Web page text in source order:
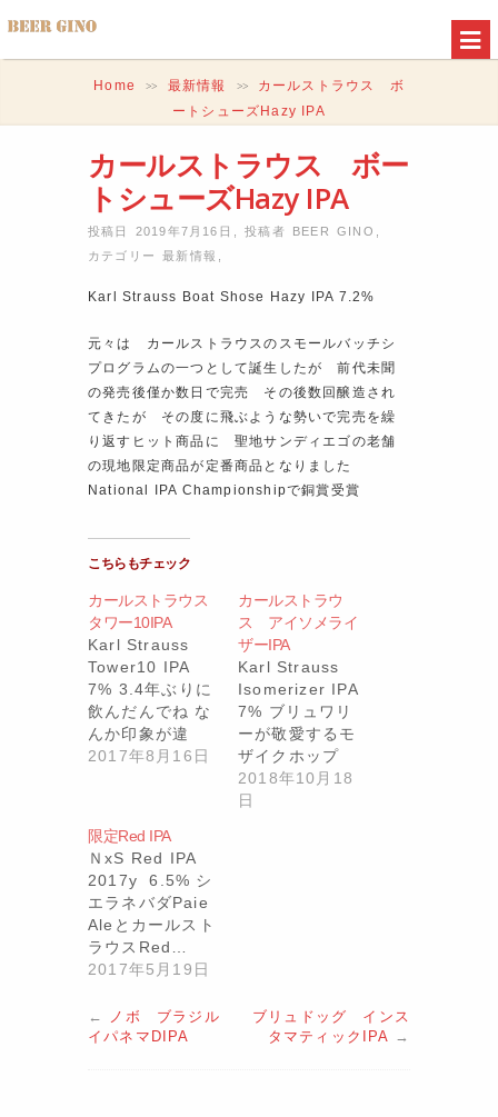
Home >> 最新情報 >>
カールストラウス ボ
ートシューズHazy IPA
カールストラウス ボー
トシューズHazy IPA
投稿日 2019年7月16日 ,投稿者 BEER GINO
カテゴリー最新情報
Karl Strauss Boat Shose Hazy IPA 7.2%
元々は カールストラウスのスモールバッチシ
プログラムの一つとして誕生したが 前代未聞
の発売後僅か数日で完売 その後数回醸造され
てきたが その度に飛ぶような勢いで完売を繰
り返すヒット商品に 聖地サンディエゴの老舗
の現地限定商品が定番商品となりました
National IPA Championshipで銅賞受賞
こちらもチェック
カールストラウス
タワー10IPA
Karl Strauss
Tower10 IPA
7% 3.4年ぶりに
飲んだんでね な
んか印象が違
い…
2017年8月16日
カールストラウ
ス アイソメライ
ザーIPA
Karl Strauss
Isomerizer IPA
7% ブリュワリ
ーが敬愛するモ
ザイクホップ
の…
2018年10月18
日
限定Red IPA
ＮxS Red IPA
2017y 6.5% シ
エラネバダPaie
Aleとカールスト
ラウスRed…
2017年5月19日
←
ノボ ブラジル
イパネマDIPA
ブリュドッグ インス
タマティックIPA →